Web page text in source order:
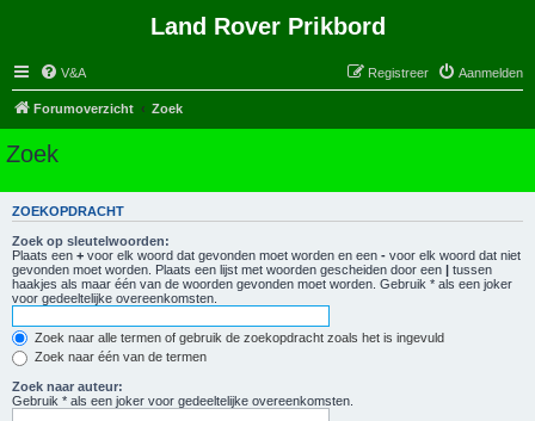
Land Rover Prikbord
V&A Aanmelden
Registreer
Forumoverzicht Zoek
Zoek
ZOEKOPDRACHT
Zoek op sleutelwoorden:
Plaats een + voor elk woord dat gevonden moet worden en een - voor elk woord dat niet
gevonden moet worden. Plaats een lijst met woorden gescheiden door een | tussen
haakjes als maar één van de woorden gevonden moet worden. Gebruik * als een joker
voor gedeeltelijke overeenkomsten.
Zoek naar alle termen of gebruik de zoekopdracht zoals het is ingevuld
Zoek naar één van de termen
Zoek naar auteur:
Gebruik * als een joker voor gedeeltelijke overeenkomsten.